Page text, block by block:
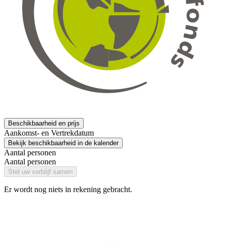
Beschikbaarheid en prijs
Aankomst- en Vertrekdatum
Bekijk beschikbaarheid in de kalender
Aantal personen
Aantal personen
Stel uw verblijf samen
Er wordt nog niets in rekening gebracht.